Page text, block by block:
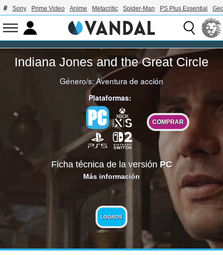
Sony Prime Video Anime Metacritic Spider-Man PS Plus Essential
Indiana Jones and the Great Circle
Género/s:Aventura de acción
Plataformas:
COMPRAR
Ficha técnica de la versión PC
Más información
LOGROS